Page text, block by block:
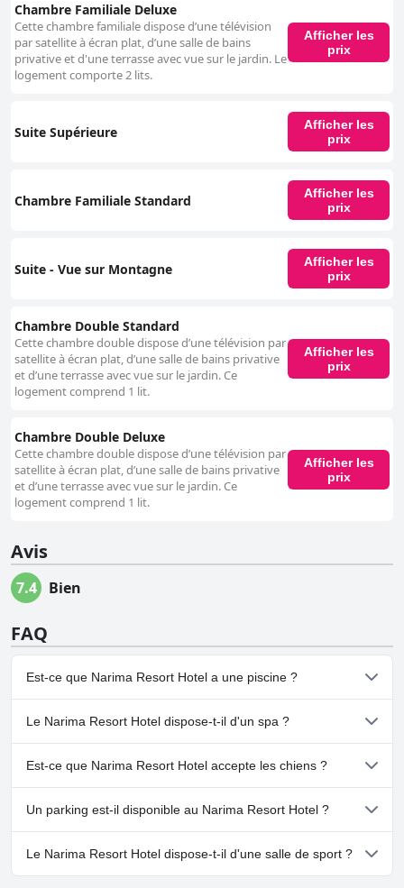
Chambre Familiale Deluxe
Cette chambre familiale dispose d’une télévision
par satellite à écran plat, d’une salle de bains
privative et d'une terrasse avec vue sur le jardin. Le
logement comporte 2 lits.
Afficher les
prix
Suite Supérieure
Afficher les
prix
Chambre Familiale Standard
Afficher les
prix
Suite - Vue sur Montagne
Afficher les
prix
Chambre Double Standard
Cette chambre double dispose d’une télévision par
satellite à écran plat, d’une salle de bains privative
et d’une terrasse avec vue sur le jardin. Ce
logement comprend 1 lit.
Afficher les
prix
Chambre Double Deluxe
Cette chambre double dispose d’une télévision par
satellite à écran plat, d’une salle de bains privative
et d’une terrasse avec vue sur le jardin. Ce
logement comprend 1 lit.
Afficher les
prix
Avis
7.4 Bien
FAQ
Est-ce que Narima Resort Hotel a une piscine ?
Oui, Narima Resort Hotel dispose de piscine(s) appartenant à
une ou plusieurs des catégories suivantes : Piscine Extérieure.
Le Narima Resort Hotel dispose-t-il d'un spa ?
Non, il n'y a pas de spa à Narima Resort Hotel.
Est-ce que Narima Resort Hotel accepte les chiens ?
Non, Narima Resort Hotel n'accepte pas les chiens.
Un parking est-il disponible au Narima Resort Hotel ?
Oui, un parking est disponible à Narima Resort Hotel.
Le Narima Resort Hotel dispose-t-il d'une salle de sport ?